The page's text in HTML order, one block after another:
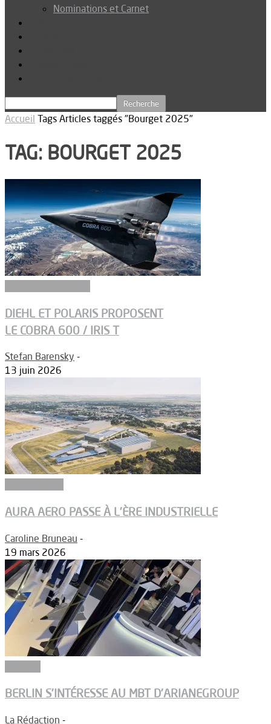
Nominations et Carnet
Accueil Tags Articles taggés "Bourget 2025"
TAG: BOURGET 2025
DIEHL ET POLARIS PROPOSENT
LE COBRA 600 / IRIS T
Stefan Barensky -
13 juin 2026
AURA AERO PASSE À L’ÈRE INDUSTRIELLE
Caroline Bruneau -
19 mars 2026
BERLIN S’INTÉRESSE AU MBT D’ARIANEGROUP
La Rédaction -